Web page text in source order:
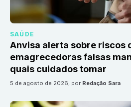
SAÚDE
Anvisa alerta sobre riscos
emagrecedoras falsas
quais cuidados tomar
5 de agosto de 2026, por Redação Sara